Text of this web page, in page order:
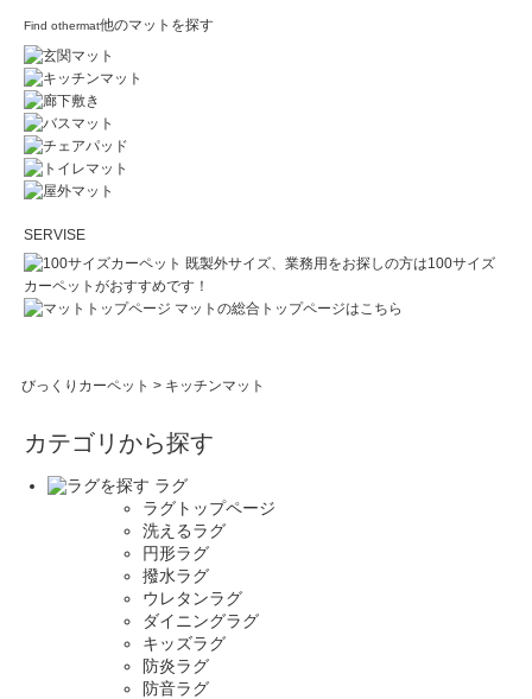
Find othermat他のマットを探す
SERVISE
既製外サイズ、業務用をお探しの方は100サイズ
カーペットがおすすめです！
マットの総合トップページはこちら
びっくりカーペット > キッチンマット
カテゴリから探す
ラグ
ラグトップページ
洗えるラグ
円形ラグ
撥水ラグ
ウレタンラグ
ダイニングラグ
キッズラグ
防炎ラグ
防音ラグ